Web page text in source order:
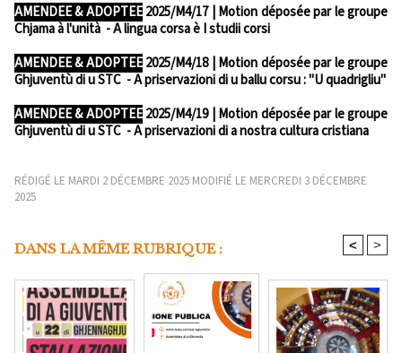
AMENDEE & ADOPTEE2025/M4/17 | Motion déposée par le groupe
Chjama à l'unità - A lingua corsa è I studii corsi
AMENDEE & ADOPTEE2025/M4/18 | Motion déposée par le groupe
Ghjuventù di u STC - A priservazioni di u ballu corsu : "U quadrigliu"
AMENDEE & ADOPTEE2025/M4/19 | Motion déposée par le groupe
Ghjuventù di u STC - A priservazioni di a nostra cultura cristiana
RÉDIGÉ LE MARDI 2 DÉCEMBRE 2025 MODIFIÉ LE MERCREDI 3 DÉCEMBRE
2025
DANS LA MÊME RUBRIQUE : < >